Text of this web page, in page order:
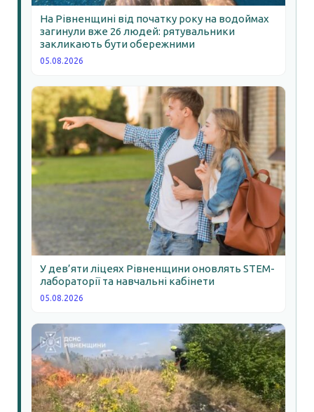
На Рівненщині від початку року на водоймах
загинули вже 26 людей: рятувальники
закликають бути обережними
05.08.2026
У дев’яти ліцеях Рівненщини оновлять STEM-
лабораторії та навчальні кабінети
05.08.2026